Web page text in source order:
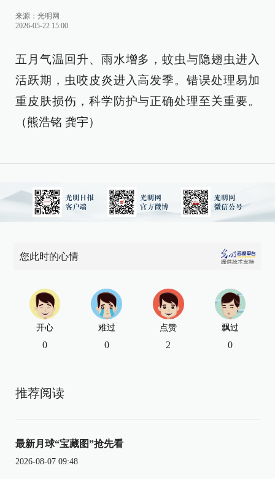
来源： 光明网
2026-05-22 15:00
五月气温回升、雨水增多，蚊虫与隐翅虫进入
活跃期，虫咬皮炎进入高发季。错误处理易加
重皮肤损伤，科学防护与正确处理至关重要。
（熊浩铭 龚宇）
您此时的心情
开心
0
难过
0
点赞
2
飘过
0
推荐阅读
最新月球“宝藏图”抢先看
2026-08-07 09:48